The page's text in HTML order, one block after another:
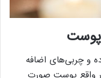
پوست
و چربی‌های اضافه